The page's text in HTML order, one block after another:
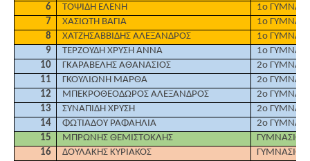
6
ΤΟΨΙΔΗ ΕΛΕΝΗ
1ο
7
ΧΑΣΙΩΤΗ ΒΑΓΙΑ
1ο
8
ΧΑΤΖΗΣΑΒΒΙΔΗΣ ΑΛΕΞΑΝΔΡΟΣ
1ο
9
ΤΕΡΖΟΥΔΗ ΧΡΥΣΗ ΑΝΝΑ
1ο
10
ΓΚΑΡΑΒΕΛΗΣ ΑΘΑΝΑΣΙΟΣ
2ο
11
ΓΚΟΥΛΙΩΝΗ ΜΑΡΘΑ
2ο
12
ΜΠΕΚΡΟΘΕΟΔΩΡΟΣ ΑΛΕΞΑΝΔΡΟΣ
2ο
13
ΣΥΝΑΠΙΔΗ ΧΡΥΣΗ
2ο
14
ΦΩΤΙΑΔΟΥ ΡΑΦΑΗΛΙΑ
2ο
15
ΜΠΡΩΝΗΣ ΘΕΜΙΣΤΟΚΛΗΣ
ΓΥΜΝΑΣΙΟ
16
ΔΟΥΛΑΚΗΣ ΚΥΡΙΑΚΟΣ
ΓΥΜΝΑΣΙΟ